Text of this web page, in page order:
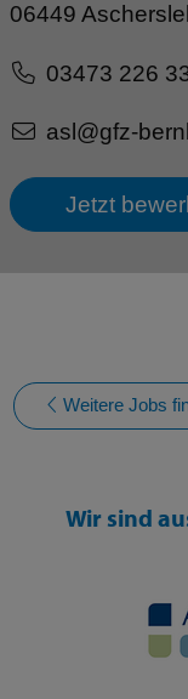
06449
03473
asl@gfz-
Jetzt
Weitere Jobs
Wir sind